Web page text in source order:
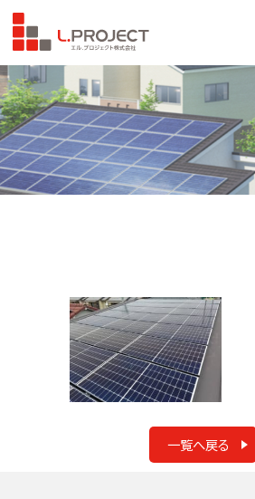
一覧へ戻る